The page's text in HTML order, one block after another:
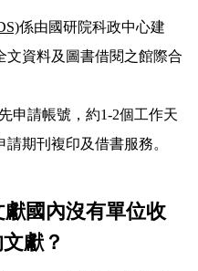
係由國研院科政中心建
文資料及圖書借閱之館際合
申請帳號，約1-2個工作天
期刊複印及借書服務。
國內沒有單位收
獻？